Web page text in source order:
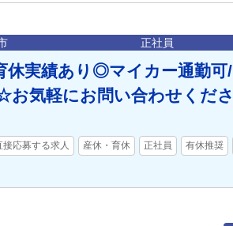
正社員
休実績あり◎マイカー通勤可/
お気軽にお問い合わせくださ
応募する求人 産休・育休 正社員 有休推奨